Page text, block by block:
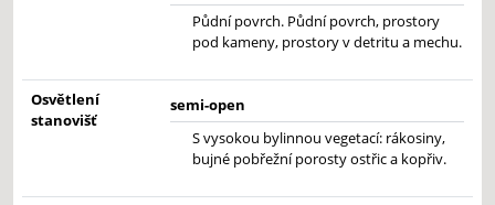
Půdní povrch. Půdní povrch, prostory
pod kameny, prostory v detritu a mechu.
Osvětlení
stanovišť
semi-open
S vysokou bylinnou vegetací: rákosiny,
bujné pobřežní porosty ostřic a kopřiv.